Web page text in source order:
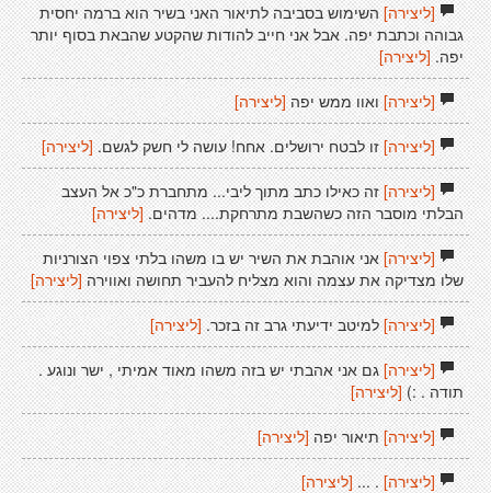
[ליצירה]השימוש בסביבה לתיאור האני בשיר הוא ברמה יחסית
גבוהה וכתבת יפה. אבל אני חייב להודות שהקטע שהבאת בסוף יותר
יפה. [ליצירה]
[ליצירה]ואוו ממש יפה [ליצירה]
[ליצירה]זו לבטח ירושלים. אחח! עושה לי חשק לגשם. [ליצירה]
[ליצירה]זה כאילו כתב מתוך ליבי... מתחברת כ"כ אל העצב
הבלתי מוסבר הזה כשהשבת מתרחקת.... מדהים. [ליצירה]
[ליצירה]אני אוהבת את השיר יש בו משהו בלתי צפוי הצורניות
שלו מצדיקה את עצמה והוא מצליח להעביר תחושה ואווירה [ליצירה]
[ליצירה]למיטב ידיעתי גרב זה בזכר. [ליצירה]
[ליצירה]גם אני אהבתי יש בזה משהו מאוד אמיתי , ישר ונוגע .
תודה . :) [ליצירה]
[ליצירה]תיאור יפה [ליצירה]
[ליצירה]. ... [ליצירה]